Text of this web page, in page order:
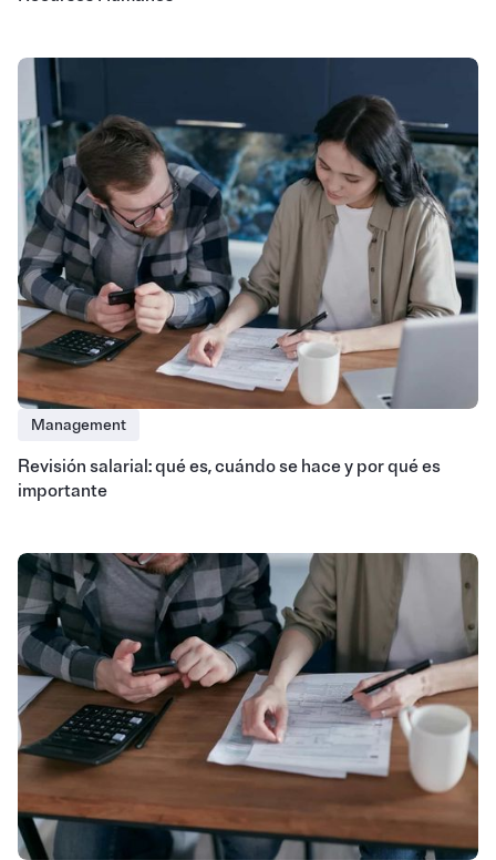
Management
Revisión salarial: qué es, cuándo se hace y por qué es
importante